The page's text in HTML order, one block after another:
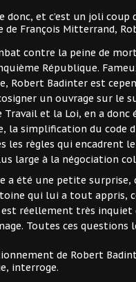
donc, et c’est un joli coup
de François Mitterrand,
contre la peine de
République.
Robert Badinter est
un ouvrage sur le
Travail et la Loi, en a
la simplification du code
les règles qui encadrent
large à la négociation
a été une petite surprise,
qui lui a tout appris,
est réellement très
Toutes ces questions
de Robert
interroge.